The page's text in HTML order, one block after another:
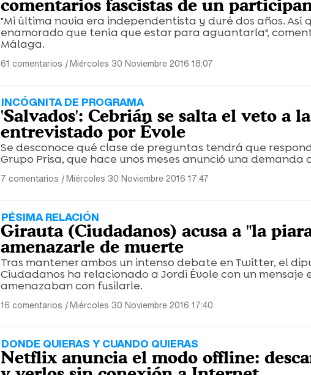
comentarios fascistas de un
"Mi última novia era independentista y duré dos años. Así
enamorado que tenía que estar para aguantarla",
Málaga.
61 comentarios |Miércoles 30 Noviembre 2016 18:07
INCÓGNITA DE PROGRAMA
'Salvados': Cebrián se salta el veto a
entrevistado por Évole
Se desconoce qué clase de preguntas tendrá que
Grupo Prisa, que hace unos meses anunció una demanda
7 comentarios |Miércoles 30 Noviembre 2016 17:47
PÉSIMA RELACIÓN
Girauta (Ciudadanos) acusa a "la
amenazarle de muerte
Tras mantener ambos un intenso debate en Twitter, el
Ciudadanos ha relacionado a Jordi Évole con un mensaje
amenazaban con fusilarle.
16 comentarios |Miércoles 30 Noviembre 2016 17:40
DONDE QUIERAS Y CUANDO QUIERAS
Netflix anuncia el modo offline: